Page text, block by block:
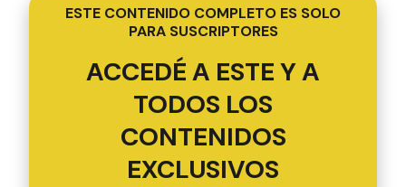
ESTE CONTENIDO COMPLETO ES SOLO
PARA SUSCRIPTORES
ACCEDÉ A ESTE Y A
TODOS LOS
CONTENIDOS
EXCLUSIVOS